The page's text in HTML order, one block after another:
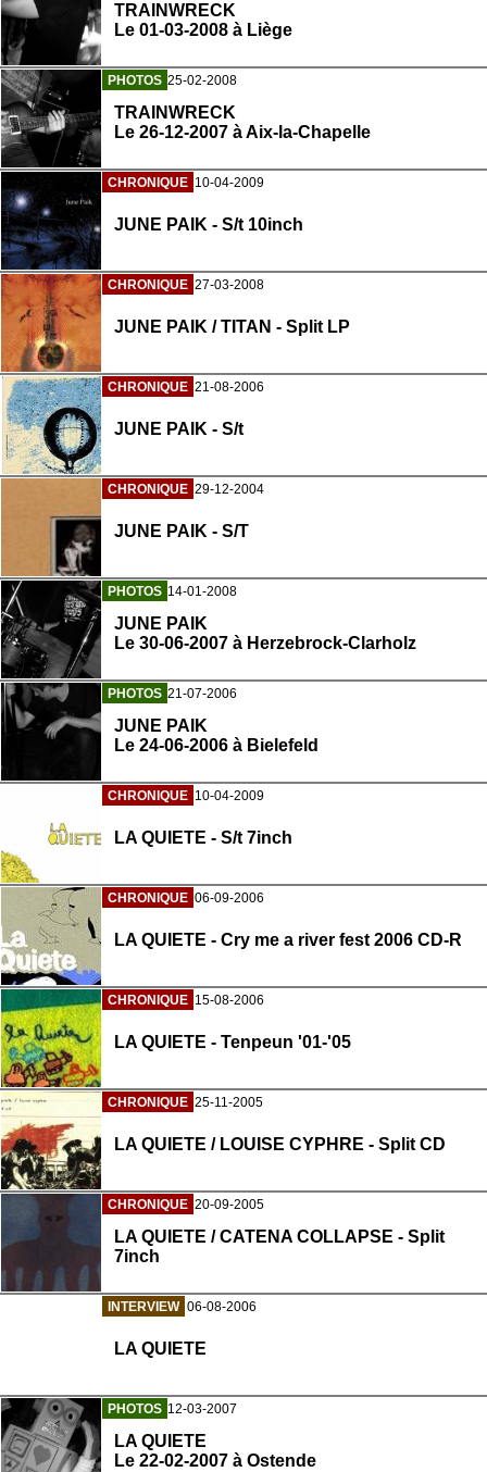
TRAINWRECK
Le 01-03-2008 à Liège
PHOTOS 25-02-2008
TRAINWRECK
Le 26-12-2007 à Aix-la-Chapelle
CHRONIQUE 10-04-2009
JUNE PAIK - S/t 10inch
CHRONIQUE 27-03-2008
JUNE PAIK / TITAN - Split LP
CHRONIQUE 21-08-2006
JUNE PAIK - S/t
CHRONIQUE 29-12-2004
JUNE PAIK - S/T
PHOTOS 14-01-2008
JUNE PAIK
Le 30-06-2007 à Herzebrock-Clarholz
PHOTOS 21-07-2006
JUNE PAIK
Le 24-06-2006 à Bielefeld
CHRONIQUE 10-04-2009
LA QUIETE - S/t 7inch
CHRONIQUE 06-09-2006
LA QUIETE - Cry me a river fest 2006 CD-R
CHRONIQUE 15-08-2006
LA QUIETE - Tenpeun '01-'05
CHRONIQUE 25-11-2005
LA QUIETE / LOUISE CYPHRE - Split CD
CHRONIQUE 20-09-2005
LA QUIETE / CATENA COLLAPSE - Split
7inch
INTERVIEW 06-08-2006
LA QUIETE
PHOTOS 12-03-2007
LA QUIETE
Le 22-02-2007 à Ostende